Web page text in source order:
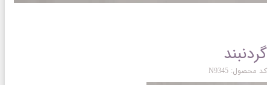
گردنبند
کد محصول: N9345